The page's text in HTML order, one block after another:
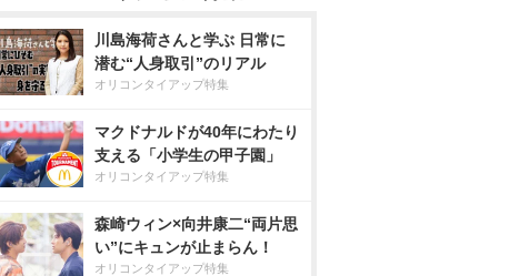
川島海荷さんと学ぶ 日常に
潜む“人身取引”のリアル
オリコンタイアップ特集
マクドナルドが40年にわたり
支える「小学生の甲子園」
オリコンタイアップ特集
森崎ウィン×向井康二“両片思
い”にキュンが止まらん！
オリコンタイアップ特集